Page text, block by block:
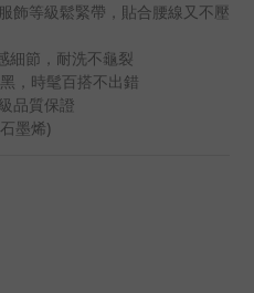
飾等級鬆緊帶，貼合腰線又不壓
細節，耐洗不龜裂
，時髦百搭不出錯
品質保證
墨烯)